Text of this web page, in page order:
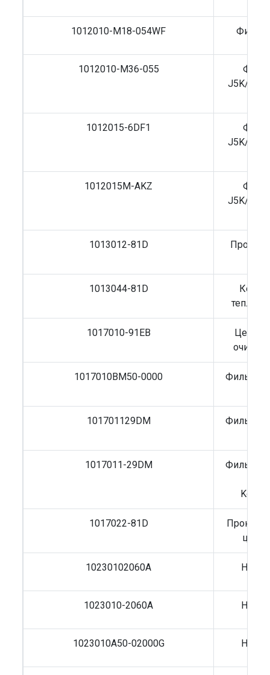
1012010-M18-054WF
1012010-M36-055
J5K/
1012015-6DF1
J5K/
1012015M-AKZ
J5K/
1013012-81D
1013044-81D
1017010-91EB
1017010BM50-0000
Фильтр
101701129DM Фильтр
1017011-29DM
Фильтр
1017022-81D
10230102060A
1023010-2060А
1023010A50-02000G